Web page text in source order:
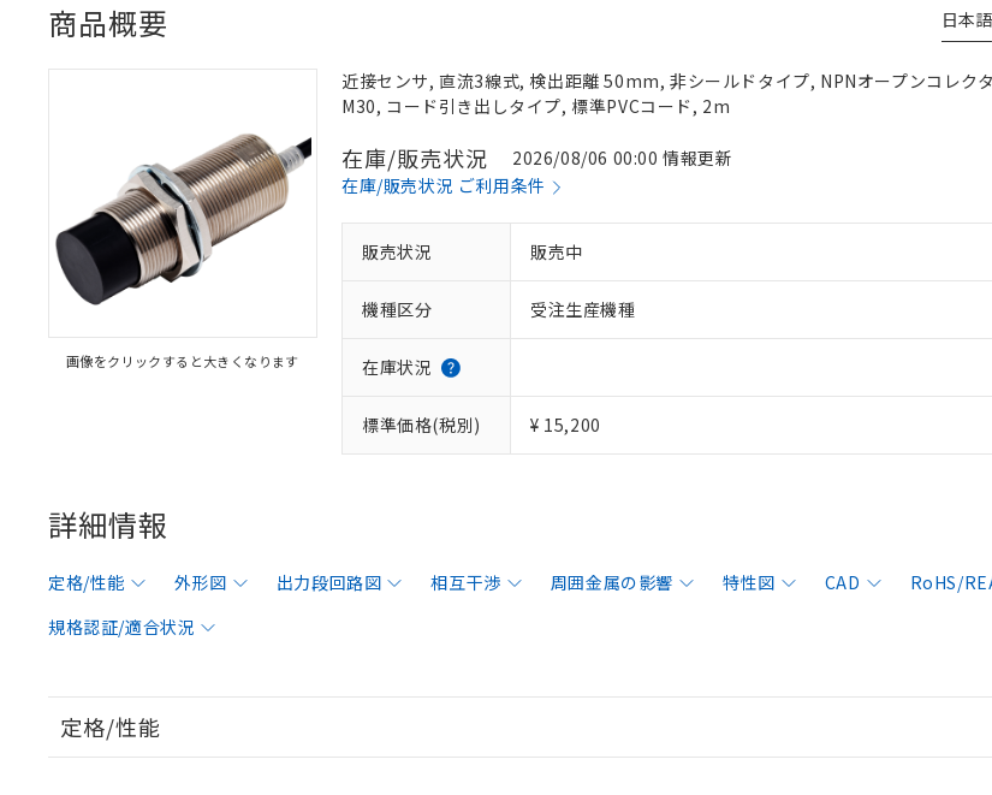
日本語
商品概要
画像をクリックすると大きくなります
近接センサ, 直流3線式, 検出距離 50mm, 非シールドタイプ, NPNオープンコレク
M30, コード引き出しタイプ, 標準PVCコード, 2m
在庫/販売状況
2026/08/06 00:00 情報更新
在庫/販売状況 ご利用条件
販売状況 販売中
機種区分 受注生産機種
在庫状況
標準価格(税別) ¥ 15,200
詳細情報
定格/性能 外形図 出力段回路図 相互干渉 周囲金属の影響 特性図 CAD
RoHS/
規格認証/適合状況
定格/性能